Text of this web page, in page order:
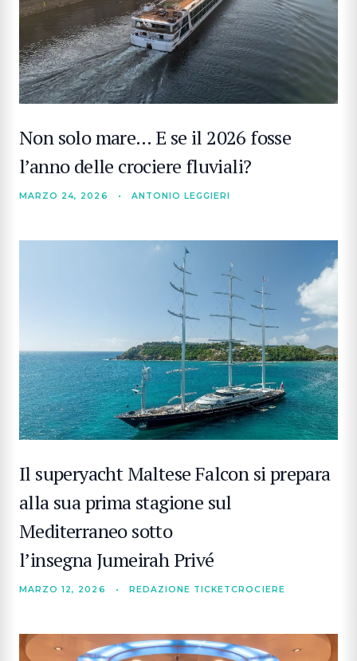
Non solo mare… E se il 2026 fosse
l’anno delle crociere fluviali?
MARZO 24, 2026 • ANTONIO LEGGIERI
Il superyacht Maltese Falcon si prepara
alla sua prima stagione sul
Mediterraneo sotto
l’insegna Jumeirah Privé
MARZO 12, 2026 • REDAZIONE TICKETCROCIERE